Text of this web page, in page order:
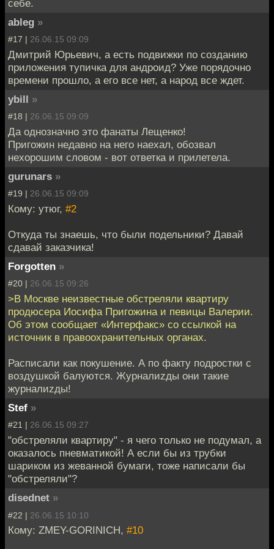
себе.
ableg »
#17 | 26.06.15 09:09
Дмитрий Юрьевич, а есть подвижки по созданию
приложения тупичка для андроид? Уже порядочно
времени прошло, а его все нет, а народ все ждет.
ybill »
#18 | 26.06.15 09:09
Да однозначно это фанаты Лещенко!
Пригожин недавно на него наехал, обозвал
нехорошим словом - вот ответка и прилетела.
gurunars »
#19 | 26.06.15 09:09
Кому: утюг, #2
Откуда ты знаешь, что были подельники? Давай
сдавай заказчика!
Forgotten »
#20 | 26.06.15 09:26
>В Москве неизвестные обстреляли квартиру
продюсера Иосифа Пригожина и певицы Валерии.
Об этом сообщает «Интерфакс» со ссылкой на
источник в правоохранительных органах.
Расписали как покушение. А по факту подростки с
воздушкой балуются. Журналиzды они такие
журналиzды!
Stef »
#21 | 26.06.15 09:27
"обстреляли квартиру" - я чего только не подумал, а
оказалось пневматикой! А если бы из трубки
шариком из жеванной бумаги, тоже написали бы
"обстреляли"?
disednet »
#22 | 26.06.15 10:10
Кому: ZMEY-GORINICH, #10